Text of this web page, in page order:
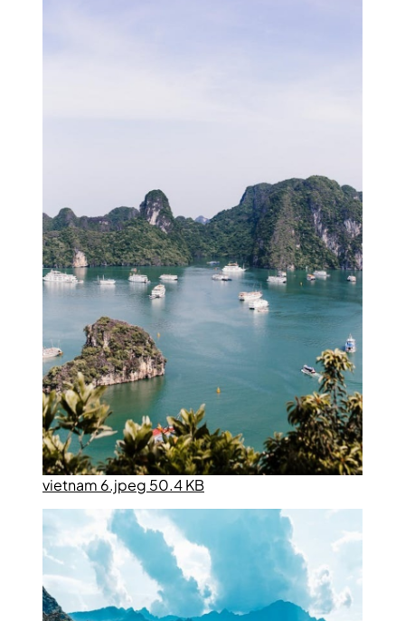
vietnam 6.jpeg 50.4 KB